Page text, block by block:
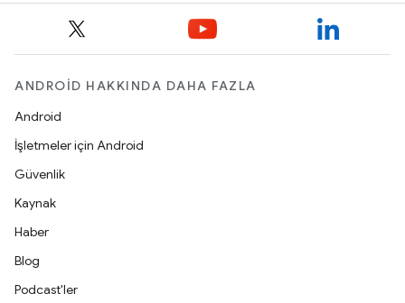
ANDROID HAKKINDA DAHA FAZLA
Android
İşletmeler için Android
Güvenlik
Kaynak
Haber
Blog
Podcast'ler